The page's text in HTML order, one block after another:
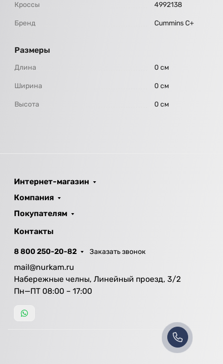
Кроссы 4992138
Бренд Cummins C+
Размеры
Длина 0 см
Ширина 0 см
Высота 0 см
Интернет-магазин
Компания
Покупателям
Контакты
8 800 250-20-82 Заказать звонок
mail@nurkam.ru
Набережные челны, Линейный проезд, 3/2
Пн—ПТ 08:00 – 17:00